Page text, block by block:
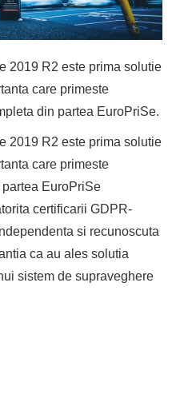
2019 R2 este prima solutie
care primeste
din partea EuroPriSe.
2019 R2 este prima solutie
care primeste
EuroPriSe
certificarii GDPR-
si recunoscuta
ca au ales solutia
sistem de supraveghere